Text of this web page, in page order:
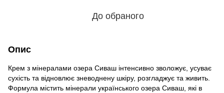
До обраного
Опис
Крем з мінералами озера Сиваш інтенсивно зволожує, усуває
сухість та відновлює зневоднену шкіру, розгладжує та живить.
Формула містить мінерали українського озера Сиваш, які в